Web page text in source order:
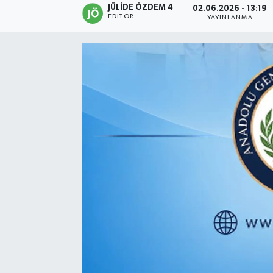
JÜLIDE ÖZDEM 4
EDITÖR
02.06.2026 - 13:19
YAYINLANMA